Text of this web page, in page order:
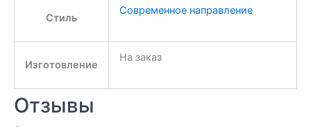
Стиль
Современное направление
Изготовление
На заказ
Отзывы